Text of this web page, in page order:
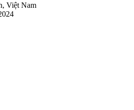
Việt Nam